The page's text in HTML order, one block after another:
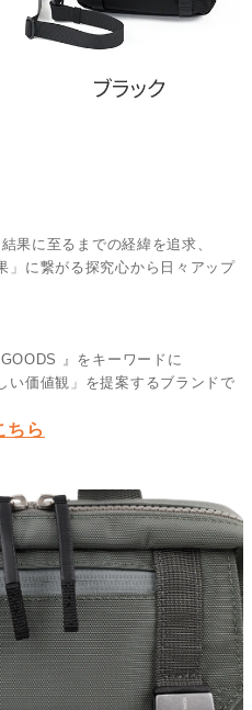
果に至るまでの経緯を追求、
」に繋がる探究心から日々アップ
』をキーワードに
い価値観」を提案するブランドで
ちら